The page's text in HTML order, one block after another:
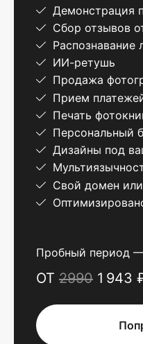
Демонстрация
Сбор отзывов
Распознавание
ИИ-ретушь
Продажа
Прием
Печать
Персональный
Дизайны под
Свой домен
Пробный период
ОТ 2990 1 943